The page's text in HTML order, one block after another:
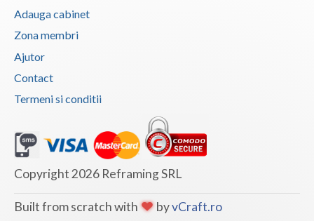
Adauga cabinet
Zona membri
Ajutor
Contact
Termeni si conditii
Copyright 2026 Reframing SRL
Built from scratch with byvCraft.ro